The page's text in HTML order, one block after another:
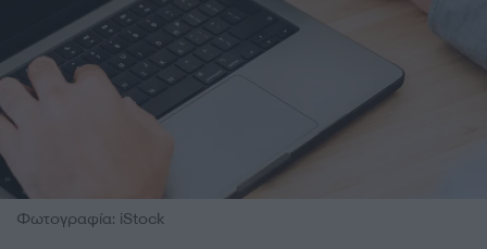
Φωτογραφία: iStock